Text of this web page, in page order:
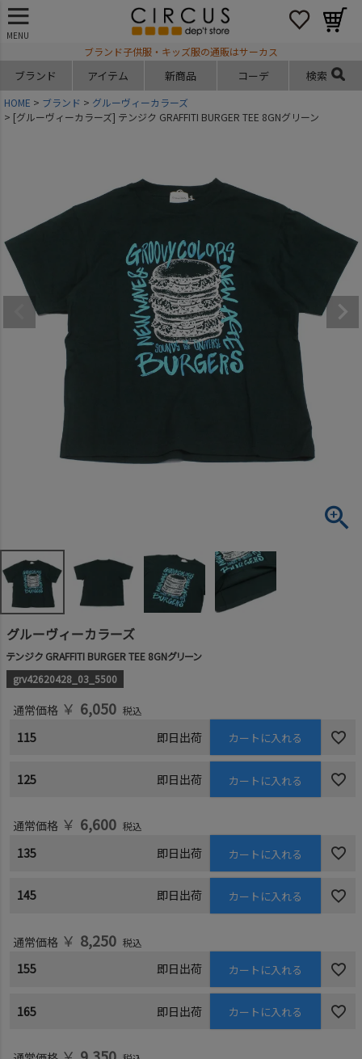
MENU
ブランド子供服・キッズ服の通販はサーカス
ブランド アイテム 新商品 コーデ 検索
HOME ブランド
グルーヴィーカラーズ
[グルーヴィーカラーズ] テンジク GRAFFITI BURGER TEE 8GNグリーン
グルーヴィーカラーズ
テンジク GRAFFITI BURGER TEE 8GNグリーン
grv42620428_03_5500
通常価格 ￥ 6,050 税込
115 即日出荷 カートに入れる
125 即日出荷 カートに入れる
通常価格 ￥ 6,600 税込
135 即日出荷 カートに入れる
145 即日出荷 カートに入れる
通常価格 ￥ 8,250 税込
155 即日出荷 カートに入れる
165 即日出荷 カートに入れる